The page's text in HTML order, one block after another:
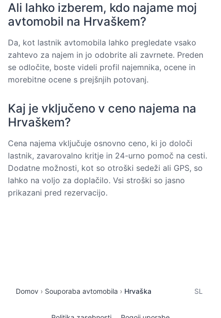
Ali lahko izberem, kdo najame moj
avtomobil na Hrvaškem?
Da, kot lastnik avtomobila lahko pregledate vsako
zahtevo za najem in jo odobrite ali zavrnete. Preden
se odločite, boste videli profil najemnika, ocene in
morebitne ocene s prejšnjih potovanj.
Kaj je vključeno v ceno najema na
Hrvaškem?
Cena najema vključuje osnovno ceno, ki jo določi
lastnik, zavarovalno kritje in 24-urno pomoč na cesti.
Dodatne možnosti, kot so otroški sedeži ali GPS, so
lahko na voljo za doplačilo. Vsi stroški so jasno
prikazani pred rezervacijo.
Domov Souporaba avtomobila Hrvaška SL